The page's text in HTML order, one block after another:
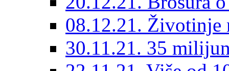
08.12.21.
30.11.21. 35